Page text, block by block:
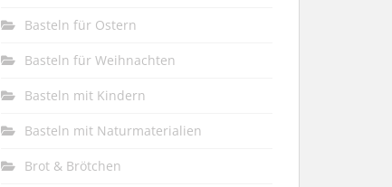
Basteln für Ostern
Basteln für Weihnachten
Basteln mit Kindern
Basteln mit Naturmaterialien
Brot & Brötchen